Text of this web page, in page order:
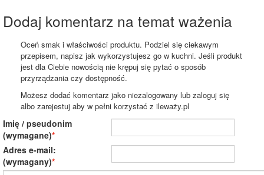
Dodaj komentarz na temat ważenia
Oceń smak i właściwości produktu. Podziel się ciekawym
przepisem, napisz jak wykorzystujesz go w kuchni. Jeśli produkt
jest dla Ciebie nowością nie krępuj się pytać o sposób
przyrządzania czy dostępność.
Możesz dodać komentarz jako niezalogowany lub zaloguj się
albo zarejestuj aby w pełni korzystać z ileważy.pl
Imię / pseudonim
(wymagane)
Adres e-mail:
(wymagany)